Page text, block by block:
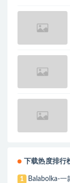
下载热度排行
1 Balabolka-